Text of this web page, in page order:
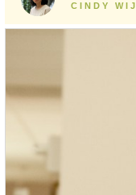
CINDY